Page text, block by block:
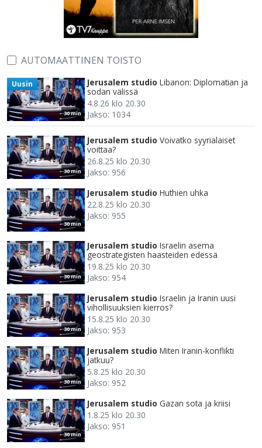
AUTOMAATTINEN TOISTO
30 min
Uusin Jerusalem studio Libanon: Diplomatian ja
sodan välissä
4.8.26 klo 20.30
Jakso: 1034
30 min
Jerusalem studio Voivatko syyrialaiset
voittaa?
26.8.25 klo 20.30
Jakso: 956
30 min
Jerusalem studio Huthien uhka
22.8.25 klo 20.30
Jakso: 955
30 min
Jerusalem studio Israelin asema
geostrategisten haasteiden edessä
19.8.25 klo 20.30
Jakso: 954
30 min
Jerusalem studio Israelin ja Iranin uusi
vihollisuuksien kierros?
15.8.25 klo 20.30
Jakso: 953
30 min
Jerusalem studio Miten Iranin-konflikti
jatkuu?
5.8.25 klo 20.30
Jakso: 952
30 min
Jerusalem studio Gazan sota ja kriisi
1.8.25 klo 20.30
Jakso: 951